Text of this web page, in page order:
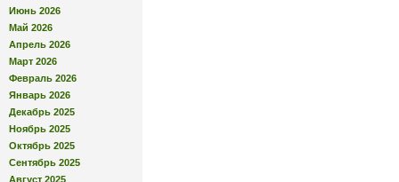
Июнь 2026
Май 2026
Апрель 2026
Март 2026
Февраль 2026
Январь 2026
Декабрь 2025
Ноябрь 2025
Октябрь 2025
Сентябрь 2025
Август 2025